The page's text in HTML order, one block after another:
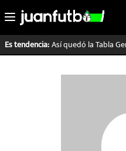
Es tendencia:Así quedó la Tabla